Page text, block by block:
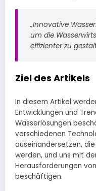
„Innovative
um die
effizienter zu
Ziel des Artikels
In diesem Artikel
Entwicklungen und
Wasserlösungen
verschiedenen
auseinandersetzen,
werden, und uns mit
Herausforderungen
beschäftigen.